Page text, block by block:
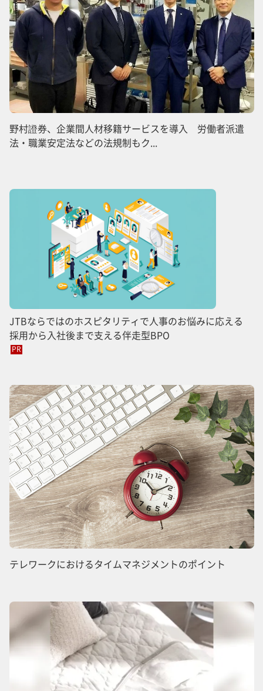
野村證券、企業間人材移籍サービスを導入 労働者派遣
法・職業安定法などの法規制もク...
JTBならではのホスピタリティで人事のお悩みに応える
採用から入社後まで支える伴走型BPO
PR
テレワークにおけるタイムマネジメントのポイント